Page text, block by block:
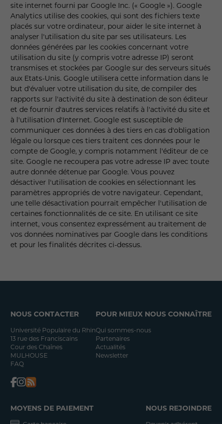
site internet fourni par Google Inc. (« Google »). Google
Analytics utilise des cookies, qui sont des fichiers texte
placés sur votre ordinateur, pour aider le site internet à
analyser l'utilisation du site par ses utilisateurs. Les
données générées par les cookies concernant votre
utilisation du site (y compris votre adresse IP) seront
transmises et stockées par Google sur des serveurs situés
aux Etats-Unis. Google utilisera cette information dans le
but d'évaluer votre utilisation du site, de compiler des
rapports sur l'activité du site à destination de son éditeur
et de fournir d'autres services relatifs à l'activité du site et
à l'utilisation d'Internet. Google est susceptible de
communiquer ces données à des tiers en cas d'obligation
légale ou lorsque ces tiers traitent ces données pour le
compte de Google, y compris notamment l'éditeur de ce
site. Google ne recoupera pas votre adresse IP avec toute
autre donnée détenue par Google. Vous pouvez
désactiver l'utilisation de cookies en sélectionnant les
paramètres appropriés de votre navigateur. Cependant,
une telle désactivation pourrait empêcher l'utilisation de
certaines fonctionnalités de ce site. En utilisant ce site
internet, vous consentez expressément au traitement de
vos données nominatives par Google dans les conditions
et pour les finalités décrites ci-dessus.
NOUS CONTACTER
Université Populaire du Rhin
13 rue des Franciscains
Cour des Chaînes
MULHOUSE
FAQ
POUR MIEUX NOUS CONNAÎTRE
Qui sommes-nous
Partenaires
Actualités
Newsletter
MOYENS DE PAIEMENT NOUS REJOINDRE